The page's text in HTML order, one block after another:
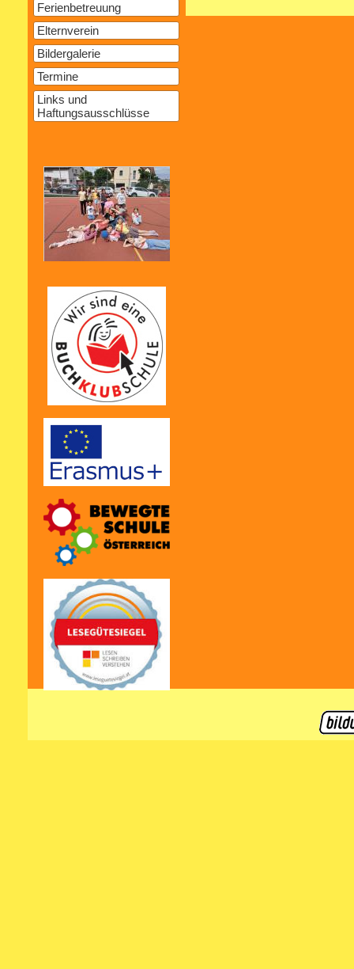
Ferienbetreuung
Elternverein
Bildergalerie
Termine
Links und
Haftungsausschlüsse